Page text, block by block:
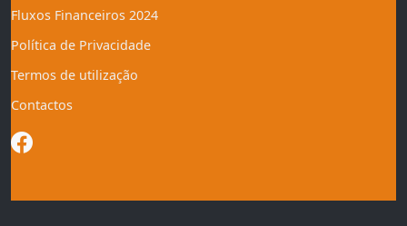
Fluxos Financeiros 2024
Política de Privacidade
Termos de utilização
Contactos